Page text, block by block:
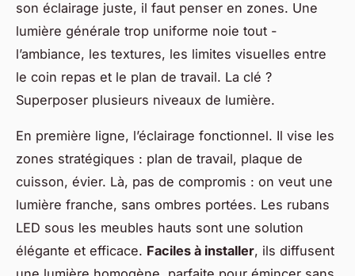
son éclairage juste, il faut penser en zones. Une
lumière générale trop uniforme noie tout -
l’ambiance, les textures, les limites visuelles entre
le coin repas et le plan de travail. La clé ?
Superposer plusieurs niveaux de lumière.
En première ligne, l’éclairage fonctionnel. Il vise les
zones stratégiques : plan de travail, plaque de
cuisson, évier. Là, pas de compromis : on veut une
lumière franche, sans ombres portées. Les rubans
LED sous les meubles hauts sont une solution
élégante et efficace. Faciles à installer, ils diffusent